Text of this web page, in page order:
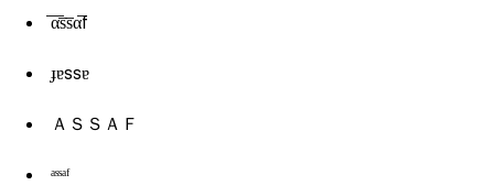
̅α̅s̅s̅α̅f
ɟɐssɐ
ＡＳＳＡＦ
ᵃˢˢᵃᶠ